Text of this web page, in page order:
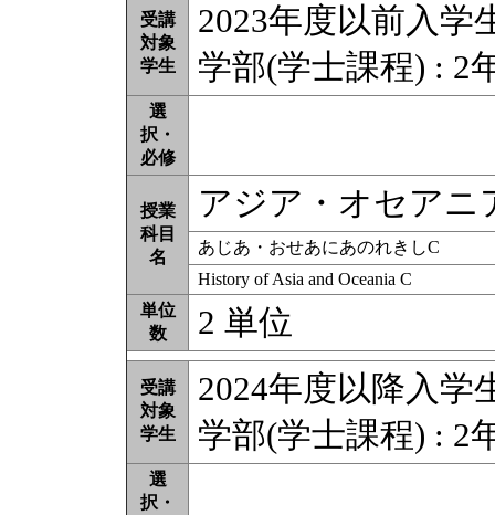
受講
対象
学生
2023年度以前入学
学部(学士課程) : 2
選
択・
必修
授業
科目
名
アジア・オセアニ
あじあ・おせあにあのれきしC
History of Asia and Oceania C
単位
数
2 単位
受講
対象
学生
2024年度以降入学
学部(学士課程) : 2
選
択・